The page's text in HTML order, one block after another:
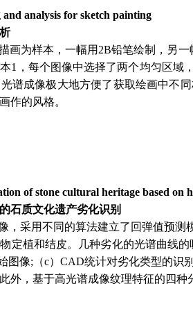
analysis for sketch painting
画为样本，一幅用2B铅笔绘制，另
1，每个图像中选择了两个均匀区域
谱成像极大地方便了获取绘画中不
作的风格。
of stone cultural heritage based on
石质文化遗产劣化识别
，采用不同的算法建立了回弹值预测
定植和结皮。几种劣化的光谱曲线
图像;（c）CAD统计对劣化类型的识
外，基于高光谱成像纹理特征的四种